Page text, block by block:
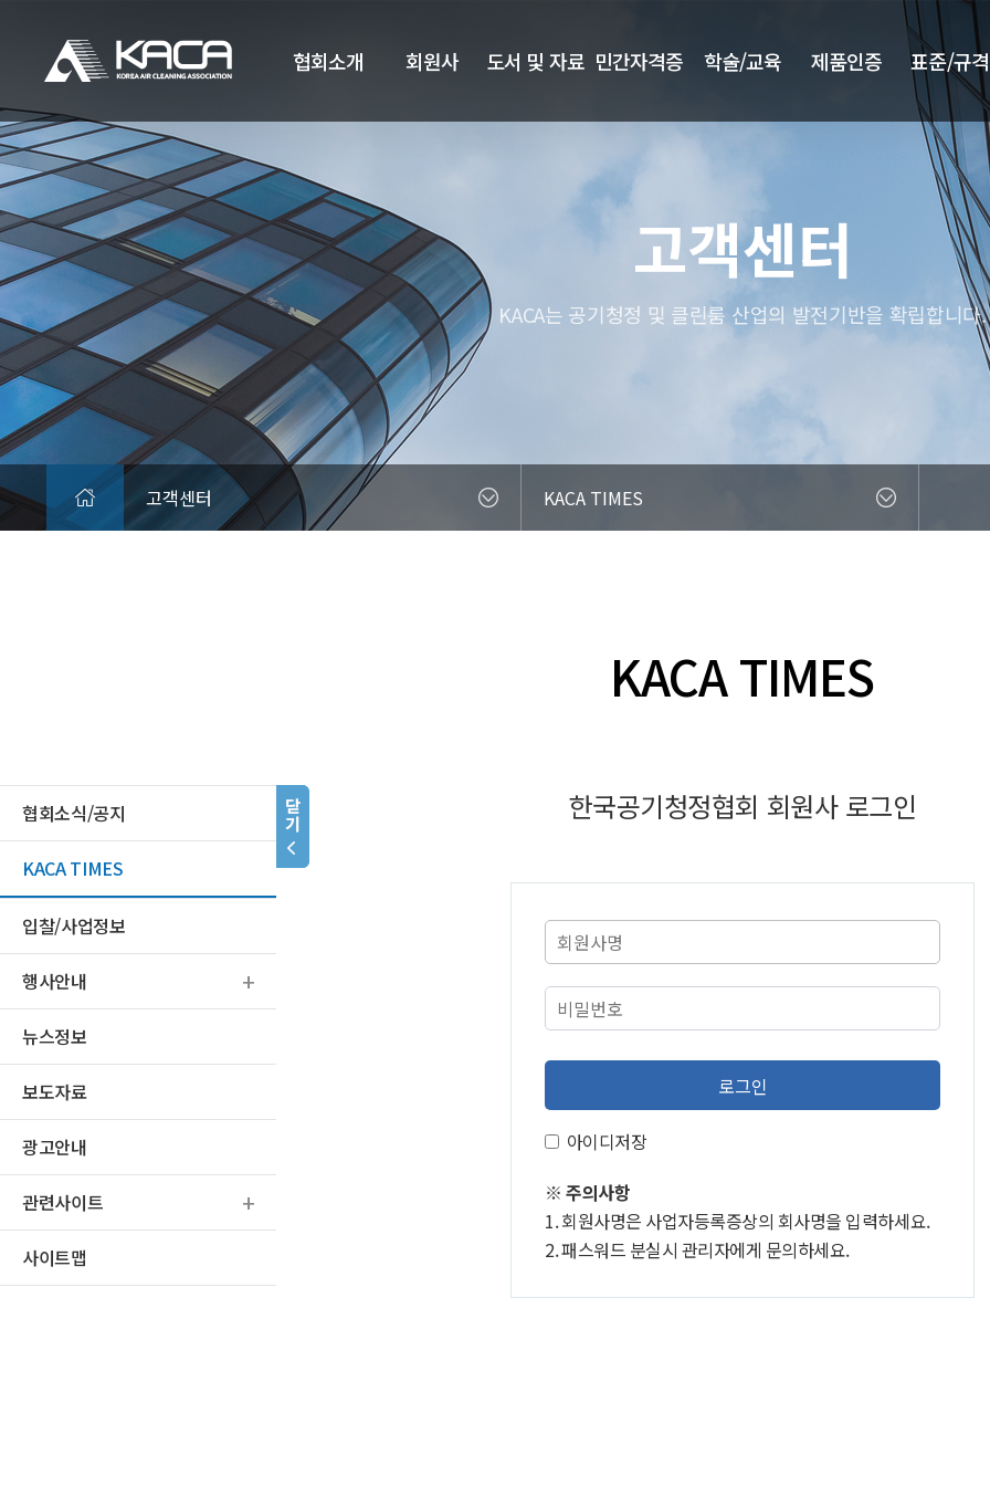
협회소개 회원사 도서 및 자료 민간자격증 학술/교육 제품인증 표준/규격
고객센터
KACA는 공기청정 및 클린룸 산업의 발전기반을 확립합니다.
고객센터 KACA TIMES
협회소식/공지
KACA TIMES
입찰/사업정보
행사안내
뉴스정보
보도자료
광고안내
관련사이트
사이트맵
KACA TIMES
한국공기청정협회 회원사 로그인
로그인
아이디저장
※ 주의사항
1.회원사명은 사업자등록증상의 회사명을 입력하세요.
2.패스워드 분실시 관리자에게 문의하세요.